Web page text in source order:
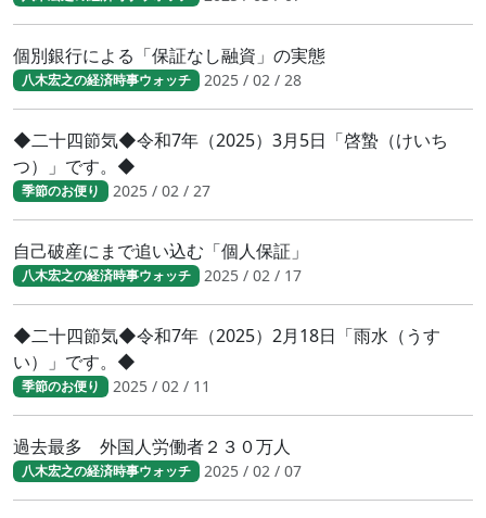
個別銀行による「保証なし融資」の実態
八木宏之の経済時事ウォッチ 2025 / 02 / 28
◆二十四節気◆令和7年（2025）3月5日「啓蟄（けいち
つ）」です。◆
季節のお便り 2025 / 02 / 27
自己破産にまで追い込む「個人保証」
八木宏之の経済時事ウォッチ 2025 / 02 / 17
◆二十四節気◆令和7年（2025）2月18日「雨水（うす
い）」です。◆
季節のお便り 2025 / 02 / 11
過去最多 外国人労働者２３０万人
八木宏之の経済時事ウォッチ 2025 / 02 / 07